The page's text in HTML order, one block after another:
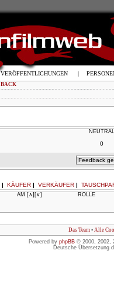
NEUTRAL
0
| KÄUFER | VERKÄUFER |
AM [∧] [∨] ROLLE
Das Team • Alle
Powered by phpBB © 2000, 2002,
Deutsche Übersetzung
VERÖFFENTLICHUNGEN |